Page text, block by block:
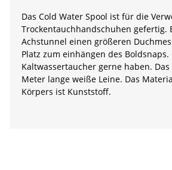
Das Cold Water Spool ist für die
Trockentauchhandschuhen gefertig.
Achstunnel einen größeren
Platz zum einhängen des Boldsnaps.
Kaltwassertaucher gerne haben.
Meter lange weiße Leine. Das
Körpers ist Kunststoff.